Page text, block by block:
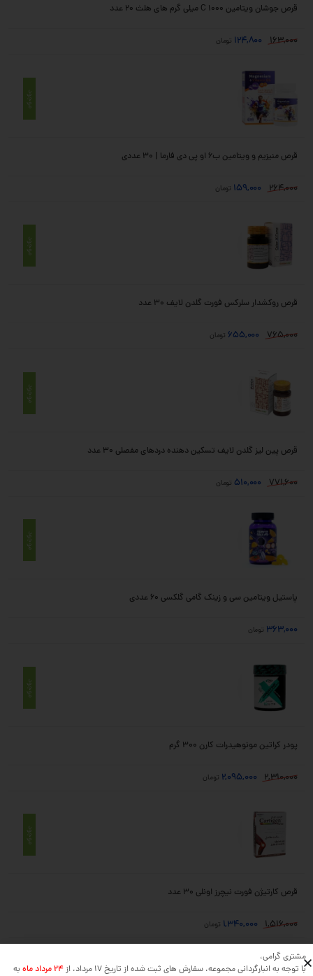
قرص جوشان ویتامین C 1000 میلی گرم‌ های هلث 20 عدد
163,000
124,800 تومان
موجود
قرص منیزیم و ویتامین ب6 او پی دی فارما | 30 عددی
264,000
159,000 تومان
موجود
قرص روکشدار سلرکس فورت گلدن لایف 30 عدد
765,000
655,000 تومان
موجود
قرص پین لیز گلدن لایف تسکین دهنده دردهای مفصلی 30 عدد
771,600
510,000 تومان
موجود
پاستیل ویتامین سی و زینک گامی گلکسی 60 عددی
363,000 تومان
موجود
پودر کراتین مونوهیدرات کارن 300 گرم
2,310,000
2,095,000 تومان
موجود
قرص کارتیژن فورت نیچرز اونلی ۳۰ عدد
1,516,000
1,340,000 تومان
مشتری گرامی،
با توجه به انبارگردانی مجموعه، سفارش های ثبت شده از تاریخ 17 مرداد، از
24 مرداد ماه به